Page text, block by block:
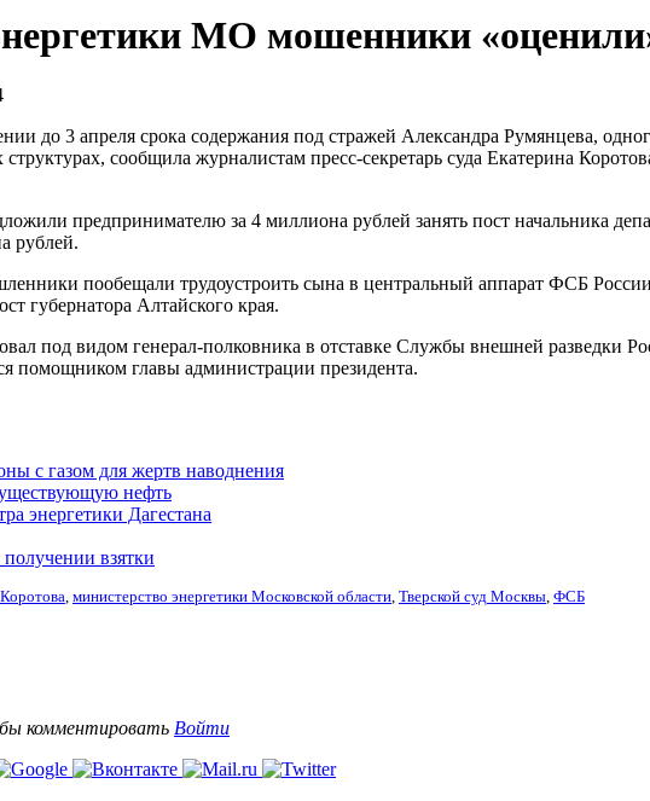
МО мошенники
до 3 апреля срока содержания под стражей Александра Румянцева,
сообщила журналистам пресс-секретарь суда Екатерина
предпринимателю за 4 миллиона рублей занять пост начальника
рублей.
пообещали трудоустроить сына в центральный аппарат ФСБ России
губернатора Алтайского края.
под видом генерал-полковника в отставке Службы внешней разведки
помощником главы администрации президента.
с газом для жертв наводнения
нефть
энергетики Дагестана
взятки
министерство энергетики Московской области Тверской суд Москвы ФСБ
комментировать Войти